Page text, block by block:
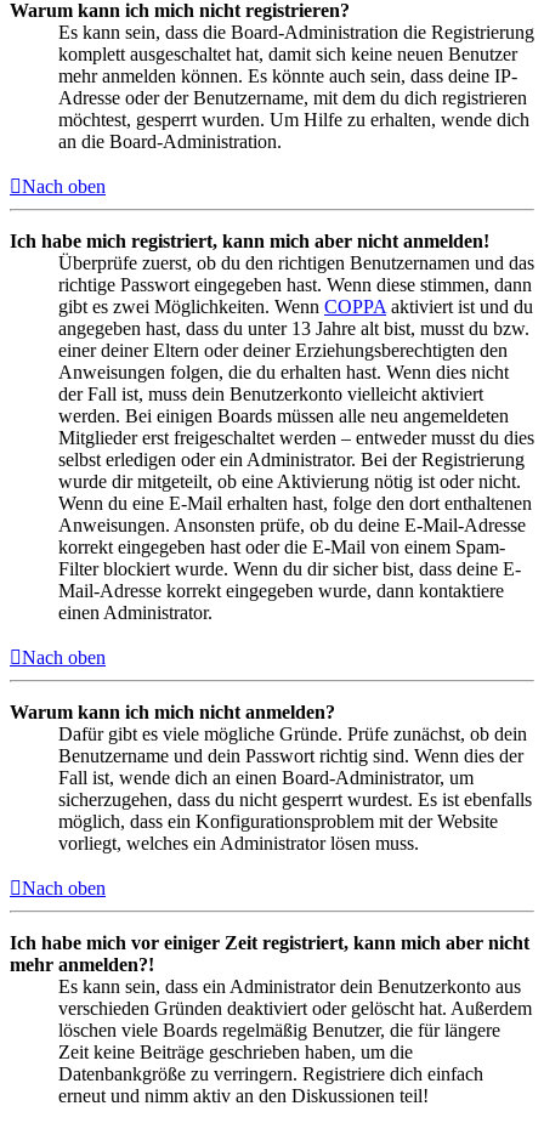
Warum kann ich mich nicht registrieren?
Es kann sein, dass die Board-Administration die Registrierung
komplett ausgeschaltet hat, damit sich keine neuen Benutzer
mehr anmelden können. Es könnte auch sein, dass deine IP-
Adresse oder der Benutzername, mit dem du dich registrieren
möchtest, gesperrt wurden. Um Hilfe zu erhalten, wende dich
an die Board-Administration.
Nach oben
Ich habe mich registriert, kann mich aber nicht anmelden!
Überprüfe zuerst, ob du den richtigen Benutzernamen und das
richtige Passwort eingegeben hast. Wenn diese stimmen, dann
gibt es zwei Möglichkeiten. Wenn COPPA aktiviert ist und du
angegeben hast, dass du unter 13 Jahre alt bist, musst du bzw.
einer deiner Eltern oder deiner Erziehungsberechtigten den
Anweisungen folgen, die du erhalten hast. Wenn dies nicht
der Fall ist, muss dein Benutzerkonto vielleicht aktiviert
werden. Bei einigen Boards müssen alle neu angemeldeten
Mitglieder erst freigeschaltet werden – entweder musst du dies
selbst erledigen oder ein Administrator. Bei der Registrierung
wurde dir mitgeteilt, ob eine Aktivierung nötig ist oder nicht.
Wenn du eine E-Mail erhalten hast, folge den dort enthaltenen
Anweisungen. Ansonsten prüfe, ob du deine E-Mail-Adresse
korrekt eingegeben hast oder die E-Mail von einem Spam-
Filter blockiert wurde. Wenn du dir sicher bist, dass deine E-
Mail-Adresse korrekt eingegeben wurde, dann kontaktiere
einen Administrator.
Nach oben
Warum kann ich mich nicht anmelden?
Dafür gibt es viele mögliche Gründe. Prüfe zunächst, ob dein
Benutzername und dein Passwort richtig sind. Wenn dies der
Fall ist, wende dich an einen Board-Administrator, um
sicherzugehen, dass du nicht gesperrt wurdest. Es ist ebenfalls
möglich, dass ein Konfigurationsproblem mit der Website
vorliegt, welches ein Administrator lösen muss.
Nach oben
Ich habe mich vor einiger Zeit registriert, kann mich aber nicht
mehr anmelden?!
Es kann sein, dass ein Administrator dein Benutzerkonto aus
verschieden Gründen deaktiviert oder gelöscht hat. Außerdem
löschen viele Boards regelmäßig Benutzer, die für längere
Zeit keine Beiträge geschrieben haben, um die
Datenbankgröße zu verringern. Registriere dich einfach
erneut und nimm aktiv an den Diskussionen teil!